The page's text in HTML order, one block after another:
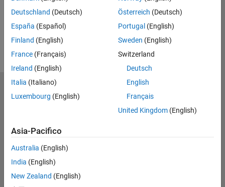
Deutschland (Deutsch)
España (Español)
Finland (English)
France (Français)
Ireland (English)
Italia (Italiano)
Luxembourg (English)
Österreich (Deutsch)
Portugal (English)
Sweden (English)
Switzerland
Deutsch
English
Français
United Kingdom(English)
Asia-Pacifico
Australia (English)
India (English)
New Zealand (English)
Stato dell'applicazione
Condizioni d'uso
Contact Us
© 1994-2026 The